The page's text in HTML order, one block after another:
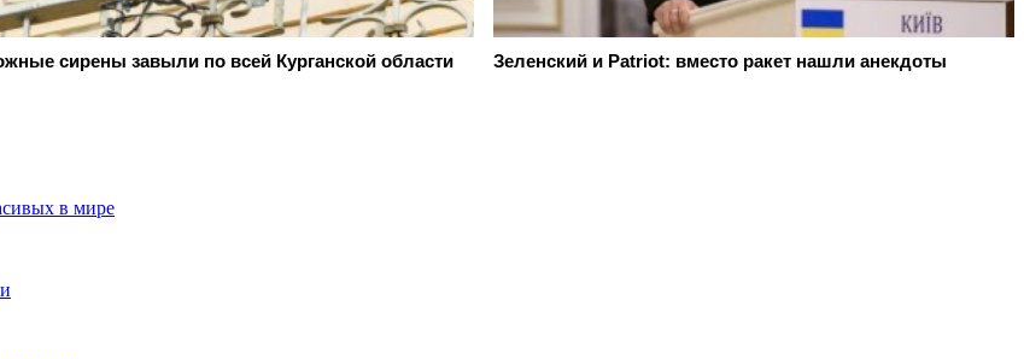
сирены завыли по всей Курганской области Зеленский и Patriot: вместо ракет нашли анекдоты
в мире